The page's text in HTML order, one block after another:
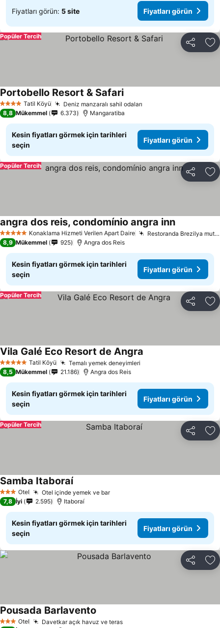
Fiyatları görün: 5 site Fiyatları görün
Paylaş
Popüler Tercih
4 Yıldız Tatil Köyü Deniz manzaralı sahil odaları
Portobello Resort & Safari
8,8 Mükemmel 6.373 Mangaratiba
Kesin fiyatları görmek için tarihleri
seçin
Fiyatları görün
Paylaş
Popüler Tercih
5 Yıldız Konaklama Hizmeti Verilen Apart Daire Restoranda Brezilya mutfağı
angra dos reis, condomínio angra inn
8,9 Mükemmel 925 Angra dos Reis
Kesin fiyatları görmek için tarihleri
seçin
Fiyatları görün
Paylaş
Popüler Tercih
5 Yıldız Tatil Köyü Temalı yemek deneyimleri
Vila Galé Eco Resort de Angra
8,5 Mükemmel 21.186 Angra dos Reis
Kesin fiyatları görmek için tarihleri
seçin
Fiyatları görün
Paylaş
Popüler Tercih
3 YıldızOtel Otel içinde yemek ve bar
Samba Itaboraí
7,8 İyi 2.595 Itaboraí
Kesin fiyatları görmek için tarihleri
seçin
Fiyatları görün
Paylaş
3 YıldızOtel Davetkar açık havuz ve teras
Pousada Barlavento